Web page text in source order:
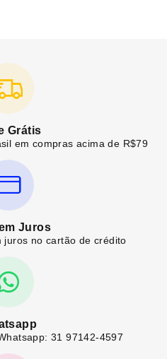
Grátis
em compras acima de R$79
Juros
juros no cartão de crédito
31 97142-4597